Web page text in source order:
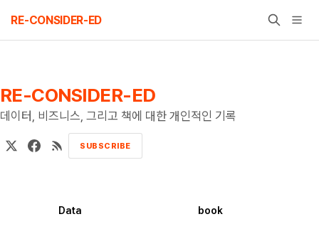
Skip
RE-CONSIDER-ED
RE-CONSIDER-ED
데이터, 비즈니스, 그리고 책에 대한 개인적인 기록
SUBSCRIBE
Data book